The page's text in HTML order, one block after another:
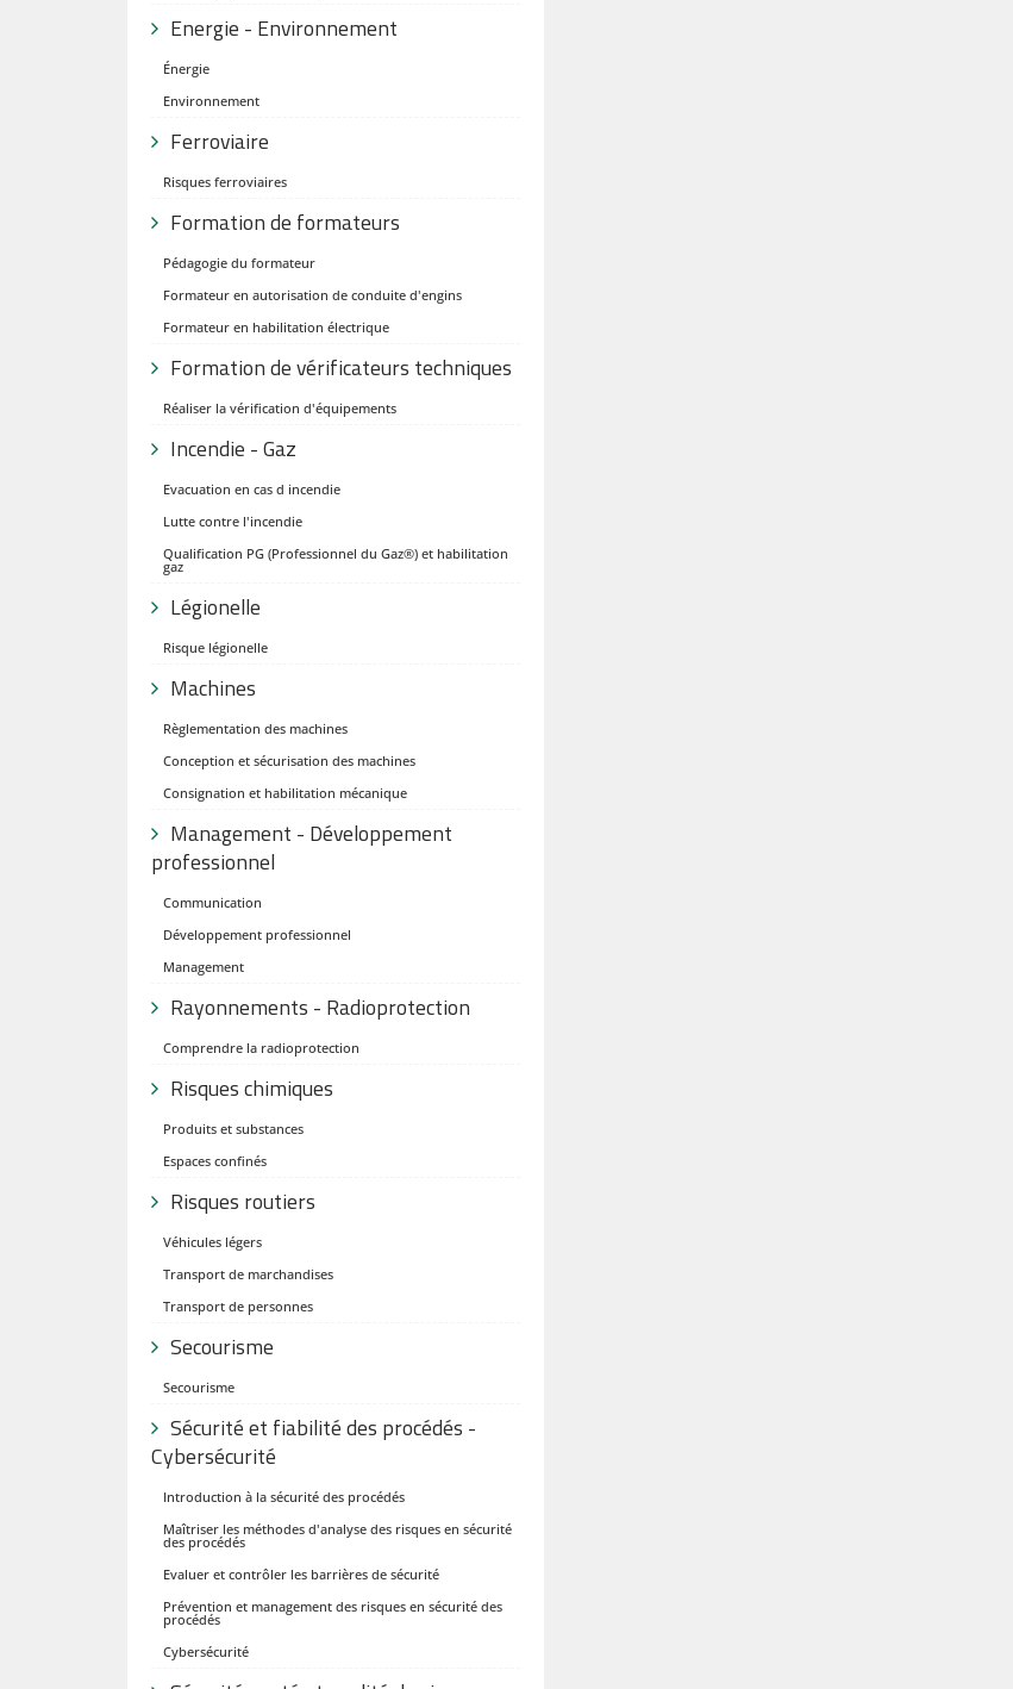
Energie - Environnement
Énergie
Environnement
Ferroviaire
Risques ferroviaires
Formation de formateurs
Pédagogie du formateur
Formateur en autorisation de conduite d'engins
Formateur en habilitation électrique
Formation de vérificateurs techniques
Réaliser la vérification d'équipements
Incendie - Gaz
Evacuation en cas d incendie
Lutte contre l'incendie
Qualification PG (Professionnel du Gaz®) et habilitation
gaz
Légionelle
Risque légionelle
Machines
Règlementation des machines
Conception et sécurisation des machines
Consignation et habilitation mécanique
Management - Développement
professionnel
Communication
Développement professionnel
Management
Rayonnements - Radioprotection
Comprendre la radioprotection
Risques chimiques
Produits et substances
Espaces confinés
Risques routiers
Véhicules légers
Transport de marchandises
Transport de personnes
Secourisme
Secourisme
Sécurité et fiabilité des procédés -
Cybersécurité
Introduction à la sécurité des procédés
Maîtriser les méthodes d'analyse des risques en sécurité
des procédés
Evaluer et contrôler les barrières de sécurité
Prévention et management des risques en sécurité des
procédés
Cybersécurité